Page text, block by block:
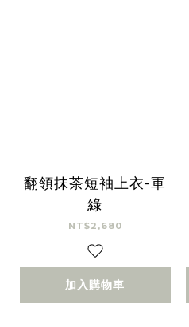
翻領抹茶短袖上衣-軍
綠
NT$2,680
加入購物車